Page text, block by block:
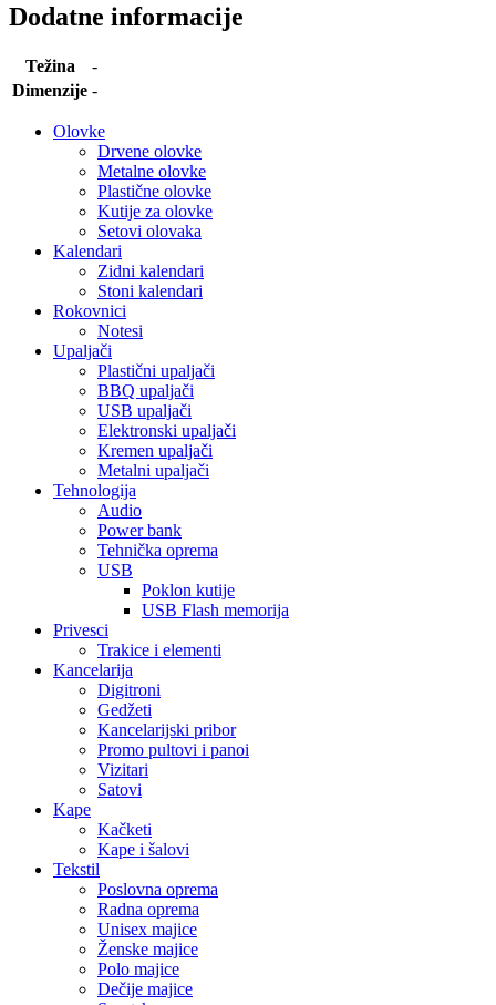
Dodatne informacije
Težina
-
Dimenzije -
Olovke
Drvene olovke
Metalne olovke
Plastične olovke
Kutije za olovke
Setovi olovaka
Kalendari
Zidni kalendari
Stoni kalendari
Rokovnici
Notesi
Upaljači
Plastični upaljači
BBQ upaljači
USB upaljači
Elektronski upaljači
Kremen upaljači
Metalni upaljači
Tehnologija
Audio
Power bank
Tehnička oprema
USB
Poklon kutije
USB Flash memorija
Privesci
Trakice i elementi
Kancelarija
Digitroni
Gedžeti
Kancelarijski pribor
Promo pultovi i panoi
Vizitari
Satovi
Kape
Kačketi
Kape i šalovi
Tekstil
Poslovna oprema
Radna oprema
Unisex majice
Ženske majice
Polo majice
Dečije majice